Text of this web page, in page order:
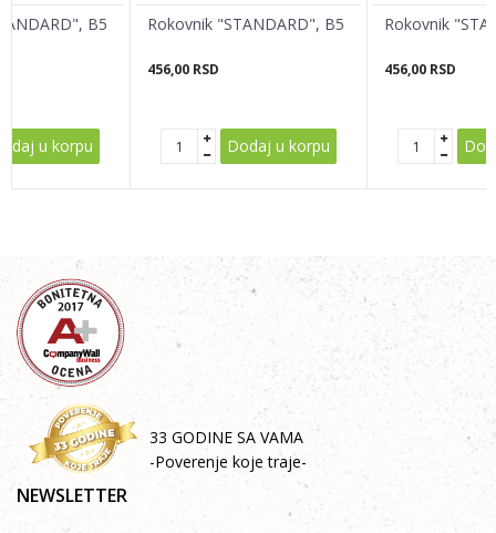
POŠALJI
B5
u korpu
Rokovnik "STANDARD", B5
456,00 RSD
Dodaj u korpu
Rokovnik
456,00 RSD
33 GODINE SA VAMA
-Poverenje koje traje-
NEWSLETTER